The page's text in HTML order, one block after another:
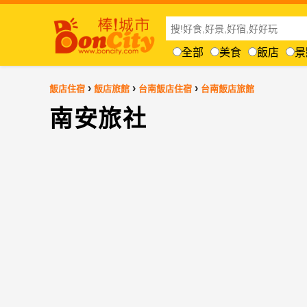
全部 美食 飯店
飯店住宿 › 飯店旅館 › 台南飯店住宿 › 台南飯店旅館
南安旅社